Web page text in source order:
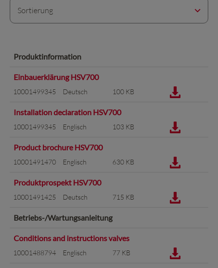
Sortierung
Produktinformation
Einbauerklärung HSV700
10001499345 Deutsch 100 KB
Installation declaration HSV700
10001499345 Englisch 103 KB
Product brochure HSV700
10001491470 Englisch 630 KB
Produktprospekt HSV700
10001491425 Deutsch 715 KB
Betriebs-/Wartungsanleitung
Conditions and instructions valves
10001488794 Englisch 77 KB